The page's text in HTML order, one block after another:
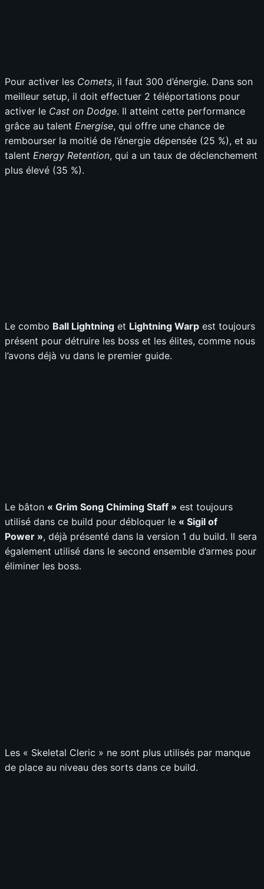
Pour activer les Comets, il faut 300 d’énergie. Dans son
meilleur setup, il doit effectuer 2 téléportations pour
activer le Cast on Dodge. Il atteint cette performance
grâce au talent Energise, qui offre une chance de
rembourser la moitié de l’énergie dépensée (25 %), et au
talent Energy Retention, qui a un taux de déclenchement
plus élevé (35 %).
Le combo Ball Lightning et Lightning Warp est toujours
présent pour détruire les boss et les élites, comme nous
l’avons déjà vu dans le premier guide.
Le bâton « Grim Song Chiming Staff » est toujours
utilisé dans ce build pour débloquer le « Sigil of
Power », déjà présenté dans la version 1 du build. Il sera
également utilisé dans le second ensemble d’armes pour
éliminer les boss.
Les « Skeletal Cleric » ne sont plus utilisés par manque
de place au niveau des sorts dans ce build.